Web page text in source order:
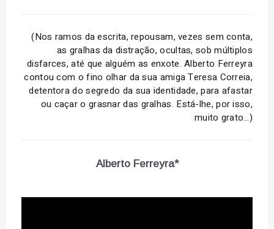
(Nos ramos da escrita, repousam, vezes sem conta,
as gralhas da distração, ocultas, sob múltiplos
disfarces, até que alguém as enxote. Alberto Ferreyra
contou com o fino olhar da sua amiga Teresa Correia,
detentora do segredo da sua identidade, para afastar
ou caçar o grasnar das gralhas. Está-lhe, por isso,
muito grato…)
Alberto Ferreyra*